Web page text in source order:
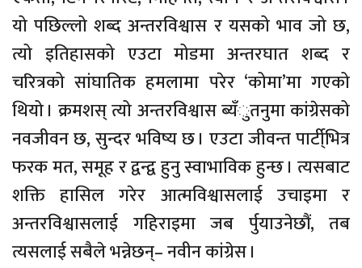
यो पछिल्लो शब्द अन्तरविश्वास र यसको भाव जो छ,
त्यो इतिहासको एउटा मोडमा अन्तरघात शब्द र
चरित्रको सांघातिक हमलामा परेर ‘कोमा’मा गएको
थियो । क्रमशस् त्यो अन्तरविश्वास ब्यँुतनुमा कांग्रेसको
नवजीवन छ, सुन्दर भविष्य छ । एउटा जीवन्त पार्टी्भित्र
फरक मत, समूह र द्वन्द्व हुनु स्वाभाविक हुन्छ । त्यसबाट
शक्ति हासिल गरेर आत्मविश्वासलाई उचाइमा र
अन्तरविश्वासलाई गहिराइमा जब र्पुयाउनेछौं, तब
त्यसलाई सबैले भन्नेछन्– नवीन कांग्रेस ।